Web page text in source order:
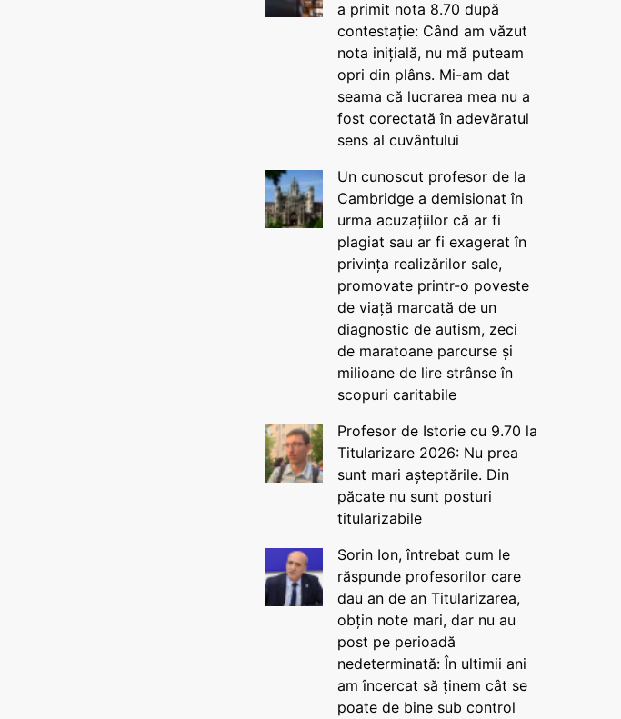
a primit nota 8.70 după
contestație: Când am văzut
nota inițială, nu mă puteam
opri din plâns. Mi-am dat
seama că lucrarea mea nu a
fost corectată în adevăratul
sens al cuvântului
Un cunoscut profesor de la
Cambridge a demisionat în
urma acuzațiilor că ar fi
plagiat sau ar fi exagerat în
privința realizărilor sale,
promovate printr-o poveste
de viață marcată de un
diagnostic de autism, zeci
de maratoane parcurse și
milioane de lire strânse în
scopuri caritabile
Profesor de Istorie cu 9.70 la
Titularizare 2026: Nu prea
sunt mari așteptările. Din
păcate nu sunt posturi
titularizabile
Sorin Ion, întrebat cum le
răspunde profesorilor care
dau an de an Titularizarea,
obțin note mari, dar nu au
post pe perioadă
nedeterminată: În ultimii ani
am încercat să ținem cât se
poate de bine sub control